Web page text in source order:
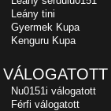
Leány tini
Gyermek Kupa
Kenguru Kupa
VÁLOGATOTT
Nu0151i válogatott
Férfi válogatott